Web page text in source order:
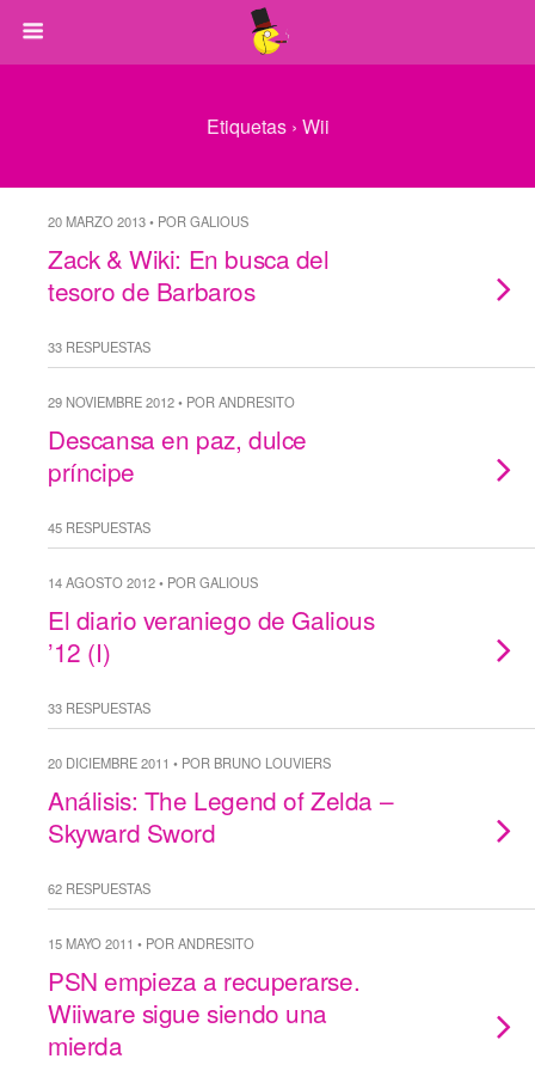
Etiquetas › Wii
20 MARZO 2013 • POR GALIOUS
Zack & Wiki: En busca del
tesoro de Barbaros
33 RESPUESTAS
29 NOVIEMBRE 2012 • POR ANDRESITO
Descansa en paz, dulce
príncipe
45 RESPUESTAS
14 AGOSTO 2012 • POR GALIOUS
El diario veraniego de Galious
’12 (I)
33 RESPUESTAS
20 DICIEMBRE 2011 • POR BRUNO LOUVIERS
Análisis: The Legend of Zelda –
Skyward Sword
62 RESPUESTAS
15 MAYO 2011 • POR ANDRESITO
PSN empieza a recuperarse.
Wiiware sigue siendo una
mierda